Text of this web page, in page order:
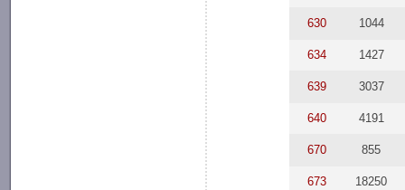
630 1044
634 1427
639 3037
640 4191
670 855
673 18250